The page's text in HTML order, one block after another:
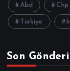
Abd Chp
Türkiye
Son